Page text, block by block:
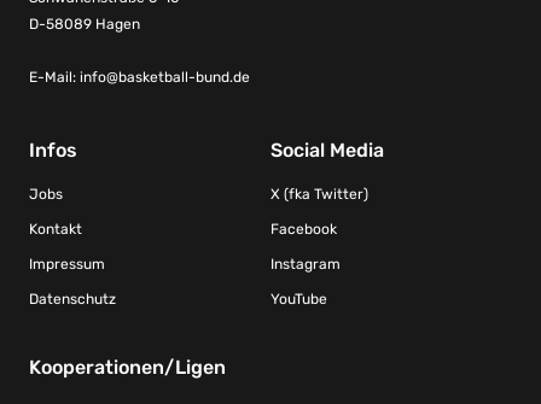
D-58089 Hagen
E-Mail: info@basketball-bund.de
Infos
Jobs
Kontakt
Impressum
Datenschutz
Social Media
X (fka Twitter)
Facebook
Instagram
YouTube
Kooperationen/Ligen